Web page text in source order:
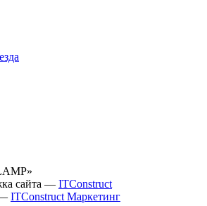
сайта — ITConstruct
ITConstruct Маркетинг